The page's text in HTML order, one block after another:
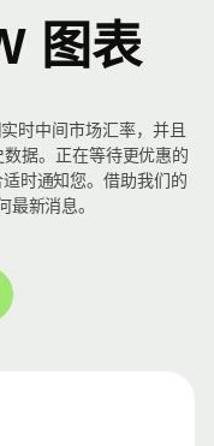
图表
时中间市场汇率，并且
据。正在等待更优惠的
时通知您。借助我们的
新消息。